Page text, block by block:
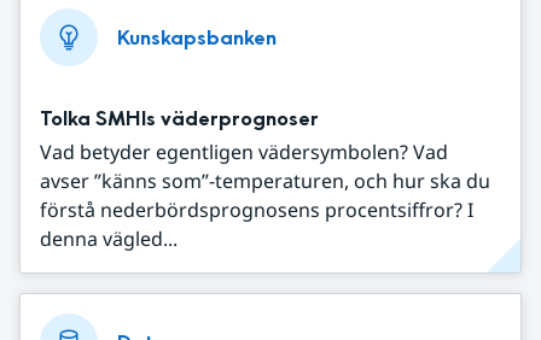
Kunskapsbanken
Tolka SMHIs väderprognoser
Vad betyder egentligen vädersymbolen? Vad
avser ”känns som”-temperaturen, och hur ska du
förstå nederbördsprognosens procentsiffror? I
denna vägled...